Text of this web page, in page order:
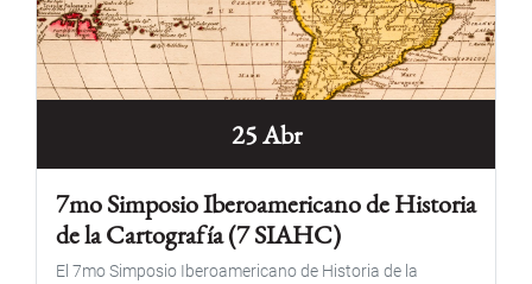
25 Abr
7mo Simposio Iberoamericano de Historia
de la Cartografía (7 SIAHC)
El 7mo Simposio Iberoamericano de Historia de la